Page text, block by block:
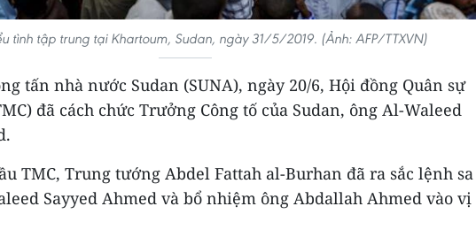
tình tập trung tại Khartoum, Sudan, ngày 31/5/2019. (Ảnh: AFP/TTXVN)
tấn nhà nước Sudan (SUNA), ngày 20/6, Hội đồng Quân sự
đã cách chức Trưởng Công tố của Sudan, ông Al-Waleed
TMC, Trung tướng Abdel Fattah al-Burhan đã ra sắc lệnh sa
Sayyed Ahmed và bổ nhiệm ông Abdallah Ahmed vào vị